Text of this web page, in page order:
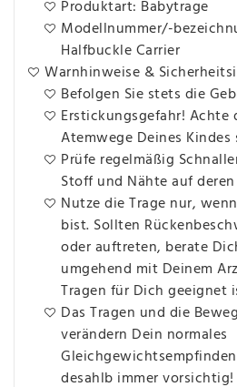
Produktart: Babytrage
Modellnummer/-
Halfbuckle Carrier
Warnhinweise &
Befolgen Sie stets die
Erstickungsgefahr! Achte
Atemwege Deines
Prüfe regelmäßig
Stoff und Nähte auf
Nutze die Trage nur,
bist. Sollten
oder auftreten, berate
umgehend mit Deinem
Tragen für Dich geeignet
Das Tragen und die
verändern Dein normales
desahlb immer vorsichtig!